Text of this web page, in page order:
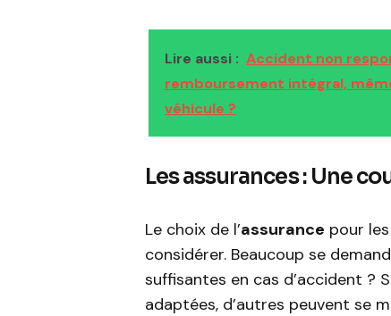
Lire aussi : Accident non
remboursement intégral,
véhicule ?
Les assurances : Une
Le choix de l’assurance pour
considérer. Beaucoup se
suffisantes en cas d’accident ?
adaptées, d’autres peuvent se